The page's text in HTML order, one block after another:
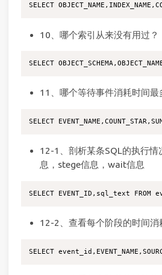
10、哪个索引从来没有用过？
11、哪个等待事件消耗时间最
12-1、剖析某条SQL的执行
息，stege信息，wait信息
12-2、查看每个阶段的时间消